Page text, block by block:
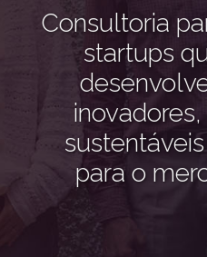
Consultoria
startups
para o